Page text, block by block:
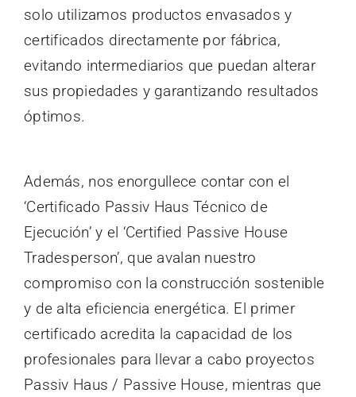
solo utilizamos productos envasados y
certificados directamente por fábrica,
evitando intermediarios que puedan alterar
sus propiedades y garantizando resultados
óptimos.
Además, nos enorgullece contar con el
‘Certificado Passiv Haus Técnico de
Ejecución’ y el ‘Certified Passive House
Tradesperson’, que avalan nuestro
compromiso con la construcción sostenible
y de alta eficiencia energética. El primer
certificado acredita la capacidad de los
profesionales para llevar a cabo proyectos
Passiv Haus / Passive House, mientras que